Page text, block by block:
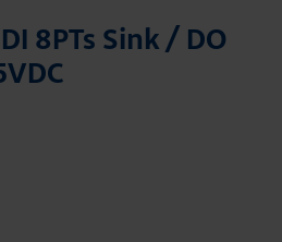
8PTs Sink / DO